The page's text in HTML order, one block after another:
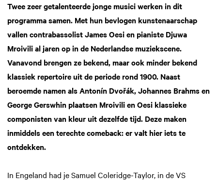
Twee zeer getalenteerde jonge musici werken in dit
programma samen. Met hun bevlogen kunstenaarschap
vallen contrabassolist James Oesi en pianiste Djuwa
Mroivili al jaren op in de Nederlandse muziekscene.
Vanavond brengen ze bekend, maar ook minder bekend
klassiek repertoire uit de periode rond 1900. Naast
beroemde namen als Antonín Dvořák, Johannes Brahms en
George Gerswhin plaatsen Mroivili en Oesi klassieke
componisten van kleur uit dezelfde tijd. Deze maken
inmiddels een terechte comeback: er valt hier iets te
ontdekken.
In Engeland had je Samuel Coleridge-Taylor, in de VS